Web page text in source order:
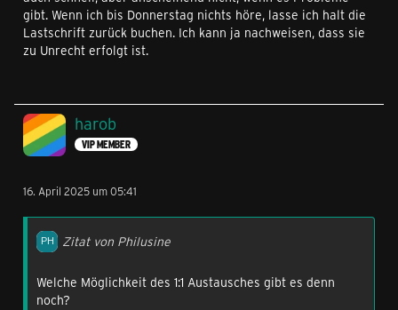
gibt. Wenn ich bis Donnerstag nichts höre, lasse ich halt die
Lastschrift zurück buchen. Ich kann ja nachweisen, dass sie
zu Unrecht erfolgt ist.
harob
VIP MEMBER
16. April 2025 um 05:41
Zitat von Philusine
Welche Möglichkeit des 1:1 Austausches gibt es denn
noch?